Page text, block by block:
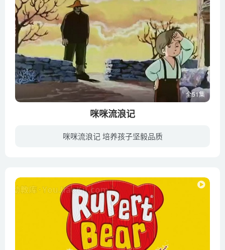
全51集
咪咪流浪记
咪咪流浪记 培养孩子坚毅品质